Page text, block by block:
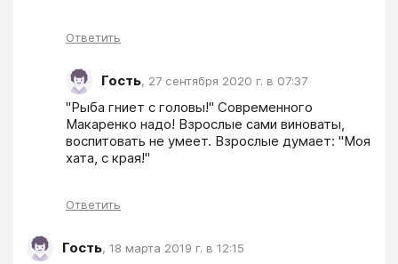
Ответить
Гость, 27 сентября 2020 г. в 07:37
"Рыба гниет с головы!" Современного
Макаренко надо! Взрослые сами виноваты,
воспитовать не умеет. Взрослые думает: "Моя
хата, с края!"
Ответить
Гость, 18 марта 2019 г. в 12:15